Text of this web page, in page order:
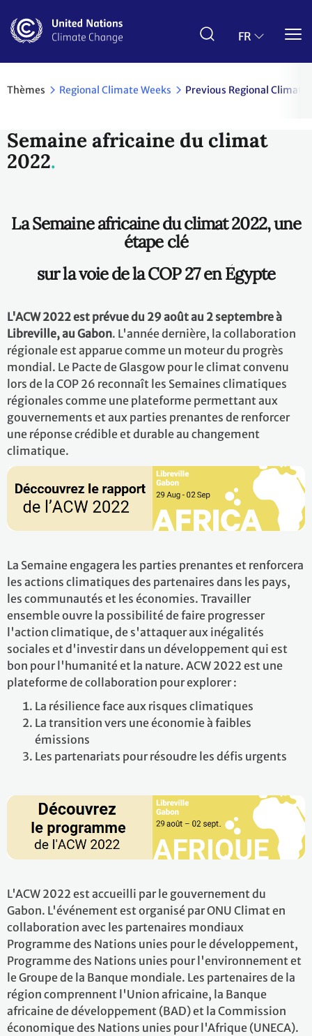
au
contenu
FR
Thèmes Regional Climate Weeks Previous Regional Climate
Semaine africaine du climat
2022
La Semaine africaine du climat 2022, une
étape clé
sur la voie de la COP 27 en Égypte
L'ACW 2022 est prévue du 29 août au 2 septembre à
Libreville, au Gabon. L'année dernière, la collaboration
régionale est apparue comme un moteur du progrès
mondial. Le Pacte de Glasgow pour le climat convenu
lors de la COP 26 reconnaît les Semaines climatiques
régionales comme une plateforme permettant aux
gouvernements et aux parties prenantes de renforcer
une réponse crédible et durable au changement
climatique.
La Semaine engagera les parties prenantes et renforcera
les actions climatiques des partenaires dans les pays,
les communautés et les économies. Travailler
ensemble ouvre la possibilité de faire progresser
l'action climatique, de s'attaquer aux inégalités
sociales et d'investir dans un développement qui est
bon pour l'humanité et la nature. ACW 2022 est une
plateforme de collaboration pour explorer :
La résilience face aux risques climatiques
La transition vers une économie à faibles
émissions
Les partenariats pour résoudre les défis urgents
L'ACW 2022 est accueilli par le gouvernement du
Gabon. L'événement est organisé par ONU Climat en
collaboration avec les partenaires mondiaux
Programme des Nations unies pour le développement,
Programme des Nations unies pour l'environnement et
le Groupe de la Banque mondiale. Les partenaires de la
région comprennent l'Union africaine, la Banque
africaine de développement (BAD) et la Commission
économique des Nations unies pour l'Afrique (UNECA).